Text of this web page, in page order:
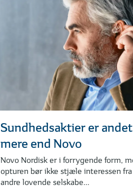
Sundhedsaktier er
mere end Novo
Novo Nordisk er i forrygende form,
opturen bør ikke stjæle interessen fra
andre lovende selskabe...